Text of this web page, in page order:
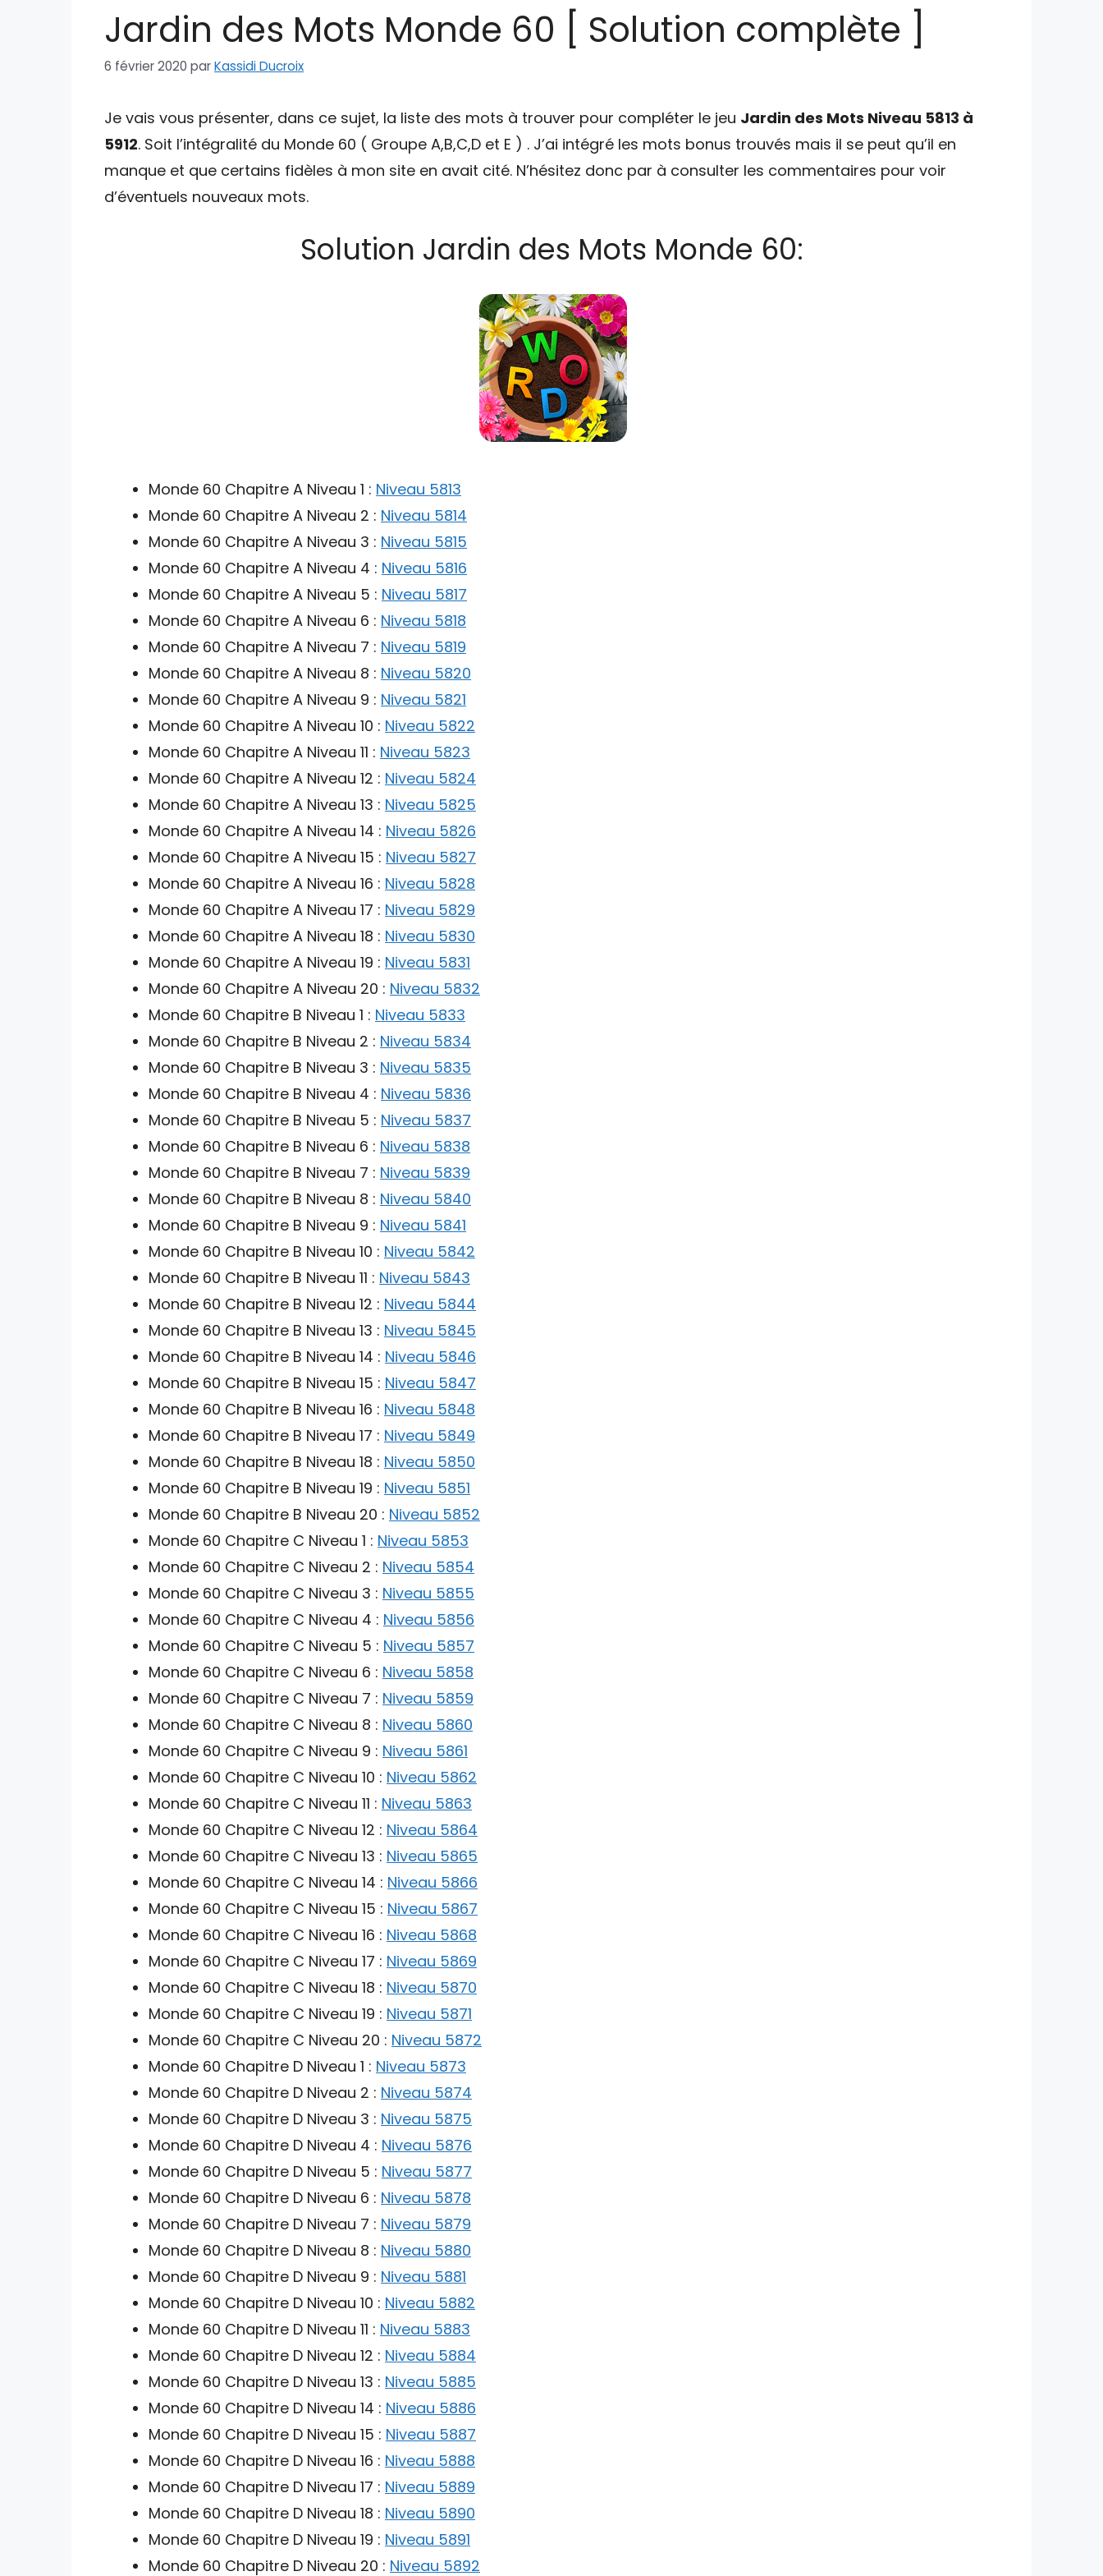
Jardin des Mots Monde 60 [ Solution complète ]
6 février 2020 parKassidi Ducroix
Je vais vous présenter, dans ce sujet, la liste des mots à trouver pour compléter le jeu Jardin des Mots Niveau 5813 à
5912. Soit l’intégralité du Monde 60 ( Groupe A,B,C,D et E ) . J’ai intégré les mots bonus trouvés mais il se peut qu’il en
manque et que certains fidèles à mon site en avait cité. N’hésitez donc par à consulter les commentaires pour voir
d’éventuels nouveaux mots.
Solution Jardin des Mots Monde 60:
Monde 60 Chapitre A Niveau 1 : Niveau 5813
Monde 60 Chapitre A Niveau 2 : Niveau 5814
Monde 60 Chapitre A Niveau 3 : Niveau 5815
Monde 60 Chapitre A Niveau 4 : Niveau 5816
Monde 60 Chapitre A Niveau 5 : Niveau 5817
Monde 60 Chapitre A Niveau 6 : Niveau 5818
Monde 60 Chapitre A Niveau 7 : Niveau 5819
Monde 60 Chapitre A Niveau 8 : Niveau 5820
Monde 60 Chapitre A Niveau 9 : Niveau 5821
Monde 60 Chapitre A Niveau 10 : Niveau 5822
Monde 60 Chapitre A Niveau 11 : Niveau 5823
Monde 60 Chapitre A Niveau 12 : Niveau 5824
Monde 60 Chapitre A Niveau 13 : Niveau 5825
Monde 60 Chapitre A Niveau 14 : Niveau 5826
Monde 60 Chapitre A Niveau 15 : Niveau 5827
Monde 60 Chapitre A Niveau 16 : Niveau 5828
Monde 60 Chapitre A Niveau 17 : Niveau 5829
Monde 60 Chapitre A Niveau 18 : Niveau 5830
Monde 60 Chapitre A Niveau 19 : Niveau 5831
Monde 60 Chapitre A Niveau 20 : Niveau 5832
Monde 60 Chapitre B Niveau 1 : Niveau 5833
Monde 60 Chapitre B Niveau 2 : Niveau 5834
Monde 60 Chapitre B Niveau 3 : Niveau 5835
Monde 60 Chapitre B Niveau 4 : Niveau 5836
Monde 60 Chapitre B Niveau 5 : Niveau 5837
Monde 60 Chapitre B Niveau 6 : Niveau 5838
Monde 60 Chapitre B Niveau 7 : Niveau 5839
Monde 60 Chapitre B Niveau 8 : Niveau 5840
Monde 60 Chapitre B Niveau 9 : Niveau 5841
Monde 60 Chapitre B Niveau 10 : Niveau 5842
Monde 60 Chapitre B Niveau 11 : Niveau 5843
Monde 60 Chapitre B Niveau 12 : Niveau 5844
Monde 60 Chapitre B Niveau 13 : Niveau 5845
Monde 60 Chapitre B Niveau 14 : Niveau 5846
Monde 60 Chapitre B Niveau 15 : Niveau 5847
Monde 60 Chapitre B Niveau 16 : Niveau 5848
Monde 60 Chapitre B Niveau 17 : Niveau 5849
Monde 60 Chapitre B Niveau 18 : Niveau 5850
Monde 60 Chapitre B Niveau 19 : Niveau 5851
Monde 60 Chapitre B Niveau 20 : Niveau 5852
Monde 60 Chapitre C Niveau 1 : Niveau 5853
Monde 60 Chapitre C Niveau 2 : Niveau 5854
Monde 60 Chapitre C Niveau 3 : Niveau 5855
Monde 60 Chapitre C Niveau 4 : Niveau 5856
Monde 60 Chapitre C Niveau 5 : Niveau 5857
Monde 60 Chapitre C Niveau 6 : Niveau 5858
Monde 60 Chapitre C Niveau 7 : Niveau 5859
Monde 60 Chapitre C Niveau 8 : Niveau 5860
Monde 60 Chapitre C Niveau 9 : Niveau 5861
Monde 60 Chapitre C Niveau 10 : Niveau 5862
Monde 60 Chapitre C Niveau 11 : Niveau 5863
Monde 60 Chapitre C Niveau 12 : Niveau 5864
Monde 60 Chapitre C Niveau 13 : Niveau 5865
Monde 60 Chapitre C Niveau 14 : Niveau 5866
Monde 60 Chapitre C Niveau 15 : Niveau 5867
Monde 60 Chapitre C Niveau 16 : Niveau 5868
Monde 60 Chapitre C Niveau 17 : Niveau 5869
Monde 60 Chapitre C Niveau 18 : Niveau 5870
Monde 60 Chapitre C Niveau 19 : Niveau 5871
Monde 60 Chapitre C Niveau 20 : Niveau 5872
Monde 60 Chapitre D Niveau 1 : Niveau 5873
Monde 60 Chapitre D Niveau 2 : Niveau 5874
Monde 60 Chapitre D Niveau 3 : Niveau 5875
Monde 60 Chapitre D Niveau 4 : Niveau 5876
Monde 60 Chapitre D Niveau 5 : Niveau 5877
Monde 60 Chapitre D Niveau 6 : Niveau 5878
Monde 60 Chapitre D Niveau 7 : Niveau 5879
Monde 60 Chapitre D Niveau 8 : Niveau 5880
Monde 60 Chapitre D Niveau 9 : Niveau 5881
Monde 60 Chapitre D Niveau 10 : Niveau 5882
Monde 60 Chapitre D Niveau 11 : Niveau 5883
Monde 60 Chapitre D Niveau 12 : Niveau 5884
Monde 60 Chapitre D Niveau 13 : Niveau 5885
Monde 60 Chapitre D Niveau 14 : Niveau 5886
Monde 60 Chapitre D Niveau 15 : Niveau 5887
Monde 60 Chapitre D Niveau 16 : Niveau 5888
Monde 60 Chapitre D Niveau 17 : Niveau 5889
Monde 60 Chapitre D Niveau 18 : Niveau 5890
Monde 60 Chapitre D Niveau 19 : Niveau 5891
Monde 60 Chapitre D Niveau 20 : Niveau 5892